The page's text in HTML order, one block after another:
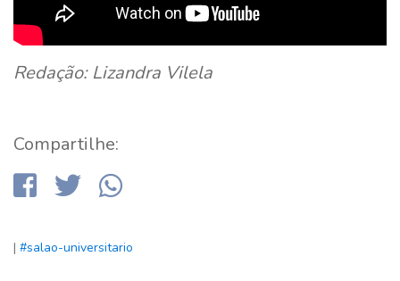
Redação: Lizandra Vilela
Compartilhe:
| #salao-universitario